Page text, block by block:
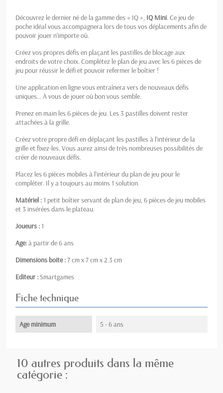
Découvrez le dernier né de la gamme des « IQ », IQ Mini. Ce jeu de
poche idéal vous accompagnera lors de tous vos déplacements afin de
pouvoir jouer n’importe où.
Créez vos propres défis en plaçant les pastilles de blocage aux
endroits de votre choix. Complétez le plan de jeu avec les 6 pièces de
jeu pour réussir le défi et pouvoir refermer le boîtier !
Une application en ligne vous entraînera vers de nouveaux défis
uniques… À vous de jouer où bon vous semble.
Prenez en main les 6 pièces de jeu. Les 3 pastilles doivent rester
attachées à la grille.
Créez votre propre défi en déplaçant les pastilles à l’intérieur de la
grille et fixez-les. Vous aurez ainsi de très nombreuses possibilités de
créer de nouveaux défis.
Placez les 6 pièces mobiles à l’intérieur du plan de jeu pour le
compléter. Il y a toujours au moins 1 solution.
Matériel : 1 petit boîtier servant de plan de jeu, 6 pièces de jeu mobiles
et 3 insérées dans le plateau.
Joueurs : 1
Age:à partir de 6 ans
Dimensions boite :7 cm x 7 cm x 2.3 cm
Editeur :Smartgames
Fiche technique
Age minimum 5 - 6 ans
10 autres produits dans la même
catégorie :